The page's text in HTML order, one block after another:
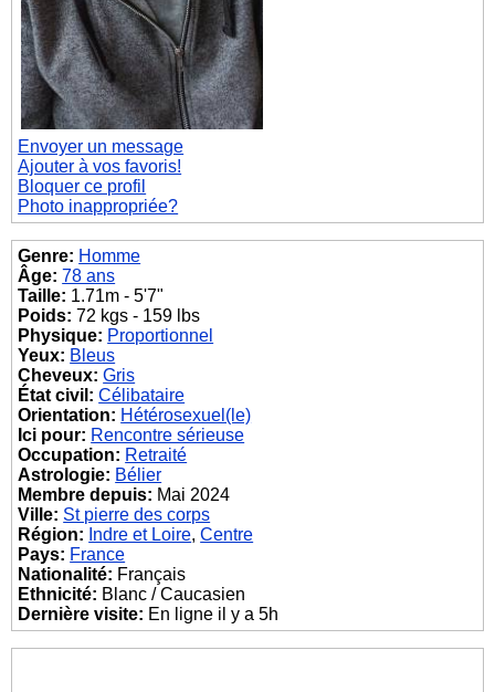
Envoyer un message
Ajouter à vos favoris!
Bloquer ce profil
Photo inappropriée?
Genre: Homme
Âge: 78 ans
Taille: 1.71m - 5'7"
Poids: 72 kgs - 159 lbs
Physique: Proportionnel
Yeux: Bleus
Cheveux: Gris
État civil: Célibataire
Orientation: Hétérosexuel(le)
Ici pour: Rencontre sérieuse
Occupation: Retraité
Astrologie: Bélier
Membre depuis: Mai 2024
Ville: St pierre des corps
Région: Indre et Loire,Centre
Pays: France
Nationalité: Français
Ethnicité: Blanc / Caucasien
Dernière visite: En ligne il y a 5h